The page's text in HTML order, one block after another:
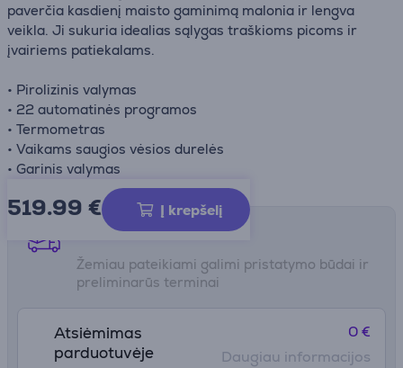
paverčia kasdienį maisto gaminimą malonia ir lengva
veikla. Ji sukuria idealias sąlygas traškioms picoms ir
įvairiems patiekalams.
• Pirolizinis valymas
• 22 automatinės programos
• Termometras
• Vaikams saugios vėsios durelės
• Garinis valymas
519.99 € Į krepšelį
Pristatymo būdai
Žemiau pateikiami galimi pristatymo būdai ir
preliminarūs terminai
Atsiėmimas
parduotuvėje
0 €
Daugiau informacijos